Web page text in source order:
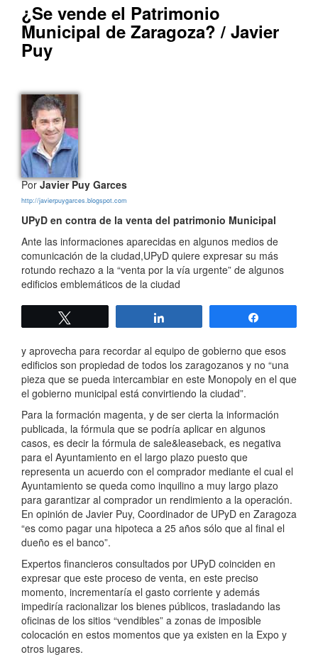
¿Se vende el Patrimonio
Municipal de Zaragoza? / Javier
Puy
PorJavier Puy Garces
http://javierpuygarces.blogspot.com
UPyD en contra de la venta del patrimonio Municipal
Ante las informaciones aparecidas en algunos medios de
comunicación de la ciudad,UPyD quiere expresar su más
rotundo rechazo a la “venta por la vía urgente” de algunos
edificios emblemáticos de la ciudad
y aprovecha para recordar al equipo de gobierno que esos
edificios son propiedad de todos los zaragozanos y no “una
pieza que se pueda intercambiar en este Monopoly en el que
el gobierno municipal está convirtiendo la ciudad”.
Para la formación magenta, y de ser cierta la información
publicada, la fórmula que se podría aplicar en algunos
casos, es decir la fórmula de sale&leaseback, es negativa
para el Ayuntamiento en el largo plazo puesto que
representa un acuerdo con el comprador mediante el cual el
Ayuntamiento se queda como inquilino a muy largo plazo
para garantizar al comprador un rendimiento a la operación.
En opinión de Javier Puy, Coordinador de UPyD en Zaragoza
“es como pagar una hipoteca a 25 años sólo que al final el
dueño es el banco”.
Expertos financieros consultados por UPyD coinciden en
expresar que este proceso de venta, en este preciso
momento, incrementaría el gasto corriente y además
impediría racionalizar los bienes públicos, trasladando las
oficinas de los sitios “vendibles” a zonas de imposible
colocación en estos momentos que ya existen en la Expo y
otros lugares.